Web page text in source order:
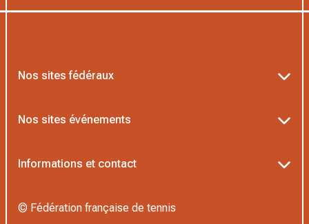
Nos sites fédéraux
L’Institut Formation Tennis
Nos sites événements
Informations et contact
© Fédération française de tennis